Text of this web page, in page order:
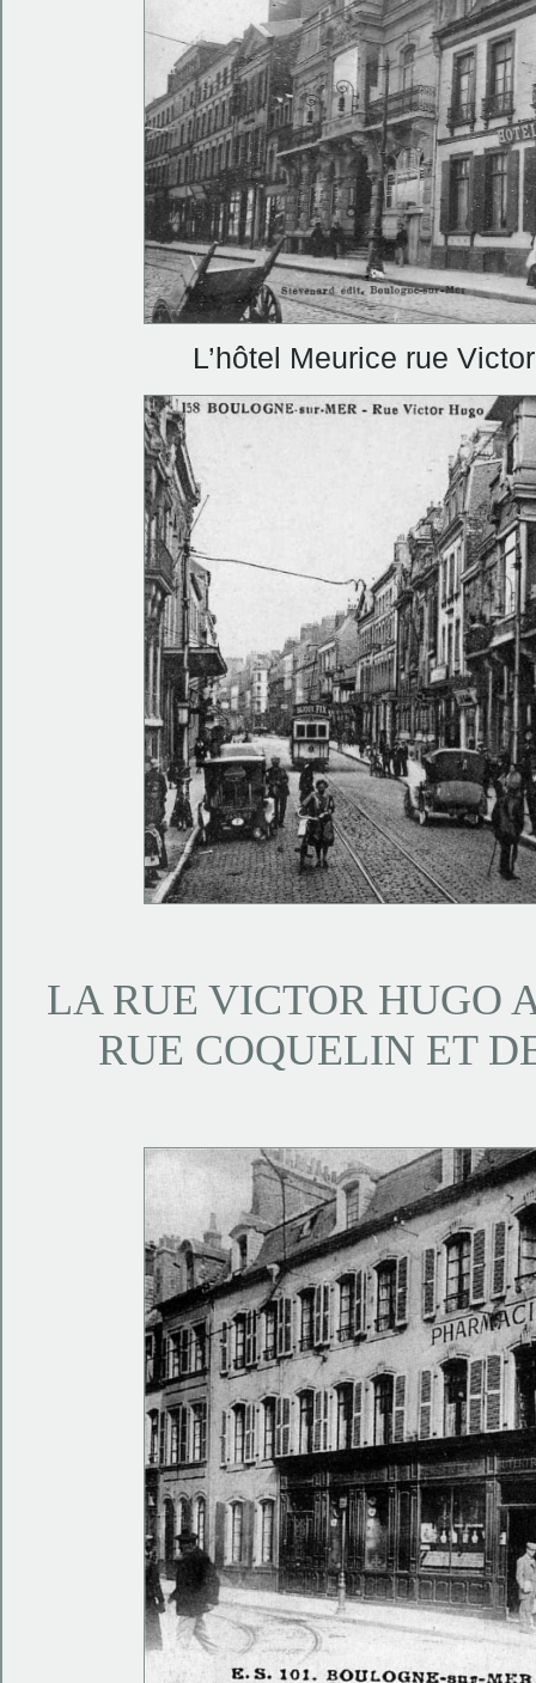
L’hôtel Meurice rue
LA RUE VICTOR HUGO
RUE COQUELIN ET